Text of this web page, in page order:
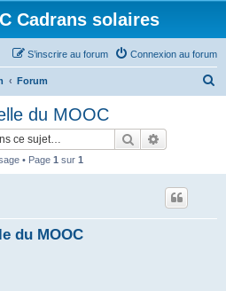
Cadrans solaires
Connexion au forum
S’inscrire au forum
Forum
du MOOC
Rechercher
• Page 1 sur 1
du MOOC